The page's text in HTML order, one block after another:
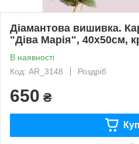
Діамантова вишивка.
"Діва Марія", 40х50см,
В наявності
Код: AR_3148
Роздріб
650 ₴